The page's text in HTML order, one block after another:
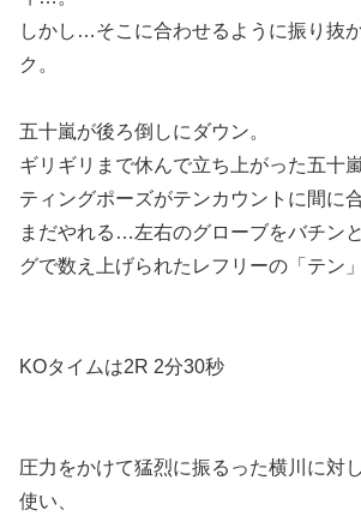
しかし…そこに合わせるように振り抜
ク。
五十嵐が後ろ倒しにダウン。
ギリギリまで休んで立ち上がった五十
ティングポーズがテンカウントに間に合
まだやれる…左右のグローブをバチン
グで数え上げられたレフリーの「テン」
KOタイムは2R 2分30秒
圧力をかけて猛烈に振るった横川に対
使い、